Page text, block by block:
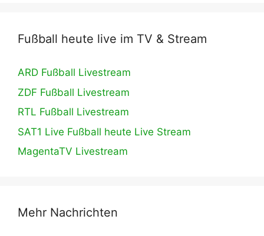
Fußball heute live im TV & Stream
ARD Fußball Livestream
ZDF Fußball Livestream
RTL Fußball Livestream
SAT1 Live Fußball heute Live Stream
MagentaTV Livestream
Mehr Nachrichten